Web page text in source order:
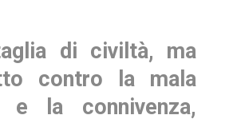
di civiltà, ma
contro la mala
e la connivenza,